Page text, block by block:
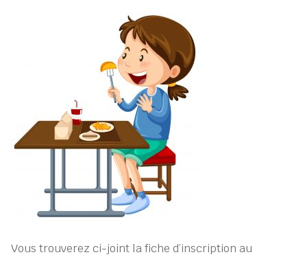
Vous trouverez ci-joint la fiche d’inscription au